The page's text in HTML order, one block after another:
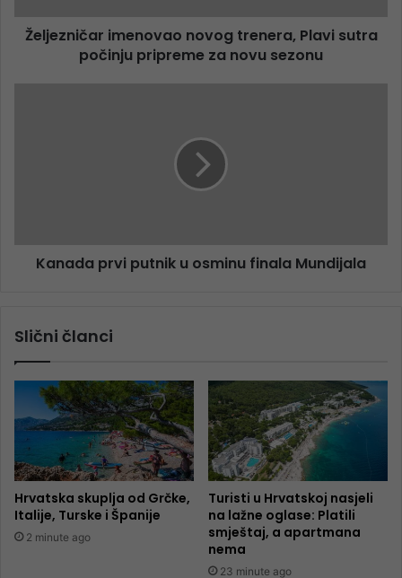
Željezničar imenovao novog trenera, Plavi sutra
počinju pripreme za novu sezonu
Kanada prvi putnik u osminu finala Mundijala
Slični članci
Hrvatska skuplja od Grčke,
Italije, Turske i Španije
2 minute ago
Turisti u Hrvatskoj nasjeli
na lažne oglase: Platili
smještaj, a apartmana
nema
23 minute ago